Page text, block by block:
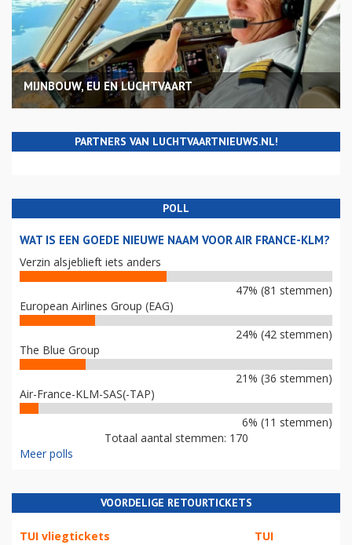
MIJNBOUW, EU EN LUCHTVAART
PARTNERS VAN LUCHTVAARTNIEUWS.NL!
POLL
WAT IS EEN GOEDE NIEUWE NAAM VOOR AIR FRANCE-KLM?
Verzin alsjeblieft iets anders
47% (81 stemmen)
European Airlines Group (EAG)
24% (42 stemmen)
The Blue Group
21% (36 stemmen)
Air-France-KLM-SAS(-TAP)
6% (11 stemmen)
Totaal aantal stemmen: 170
Meer polls
VOORDELIGE RETOURTICKETS
TUI vliegtickets TUI